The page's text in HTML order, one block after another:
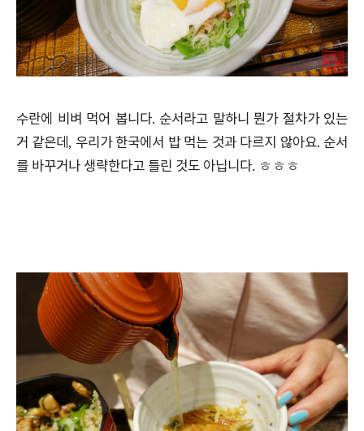
수란에 비벼 먹어 봅니다. 순서라고 말하니 뭔가 절차가 있는
거 같은데, 우리가 한국에서 밥 먹는 것과 다르지 않아요. 순서
를 바꾸거나 생략한다고 틀린 것도 아닙니다. ㅎㅎㅎ